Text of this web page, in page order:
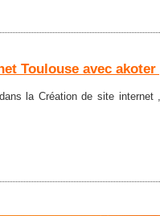
Toulouse avec
la Création de site